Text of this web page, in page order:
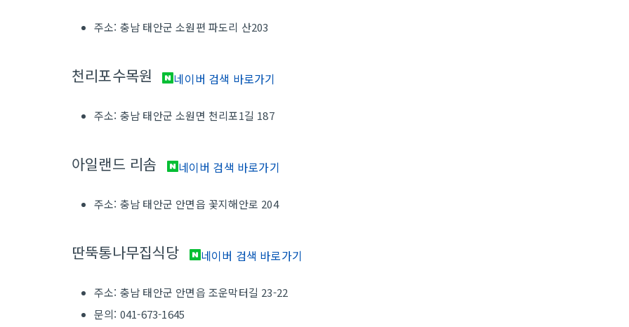
주소: 충남 태안군 소원편 파도리 산203
천리포수목원 네이버 검색 바로가기
주소: 충남 태안군 소원면 천리포1길 187
아일랜드 리솜 네이버 검색 바로가기
주소: 충남 태안군 안면읍 꽃지해안로 204
딴뚝통나무집식당 네이버 검색 바로가기
주소: 충남 태안군 안면읍 조운막터길 23-22
문의: 041-673-1645